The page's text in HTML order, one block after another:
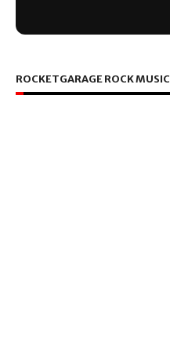
ROCKETGARAGE ROCK MUSIC